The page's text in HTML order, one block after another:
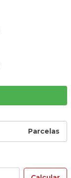
Parcelas